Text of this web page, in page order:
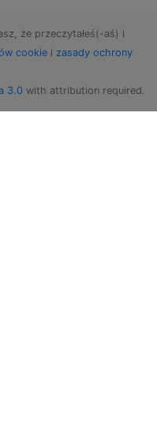
że przeczytałeś(-aś) i
cookie i zasady ochrony
3.0 with attribution required.